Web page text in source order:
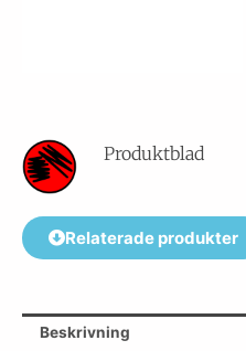
Produktblad
Relaterade produkter
Beskrivning